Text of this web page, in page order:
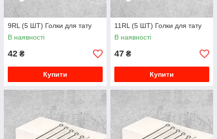
9RL (5 ШТ) Голки для тату
В наявності
42 ₴
Купити
11RL (5 ШТ) Голки для тату
В наявності
47 ₴
Купити